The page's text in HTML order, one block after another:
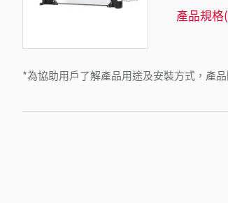
*為協助用戶了解產品用途及安裝方式，產
產品規格